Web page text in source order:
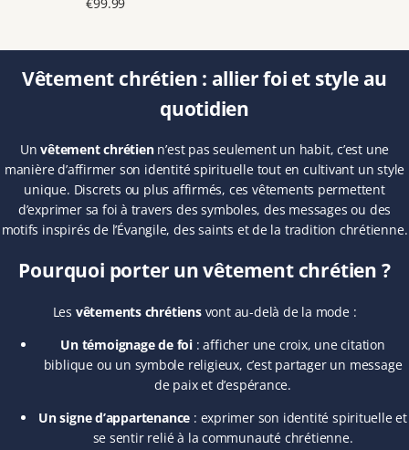
Vêtement chrétien : allier foi et style au
quotidien
Unvêtement chrétienn’est pas seulement un habit, c’est une
manière d’affirmer son identité spirituelle tout en cultivant un style
unique. Discrets ou plus affirmés, ces vêtements permettent
d’exprimer sa foi à travers des symboles, des messages ou des
motifs inspirés de l’Évangile, des saints et de la tradition chrétienne.
Pourquoi porter un vêtement chrétien ?
Les vêtements chrétiensvont au-delà de la mode :
Un témoignage de foi : afficher une croix, une citation
biblique ou un symbole religieux, c’est partager un message
de paix et d’espérance.
Un signe d’appartenance : exprimer son identité spirituelle et
se sentir relié à la communauté chrétienne.